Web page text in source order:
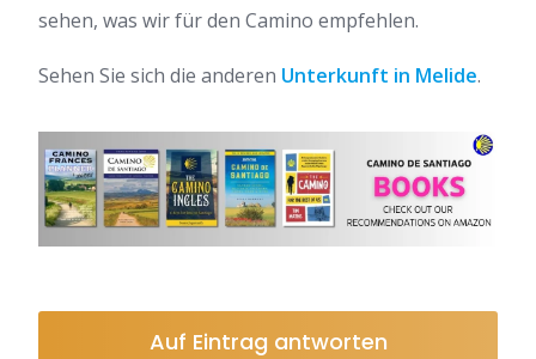
sehen, was wir für den Camino empfehlen.
Sehen Sie sich die anderen Unterkunft in Melide.
Auf Eintrag antworten